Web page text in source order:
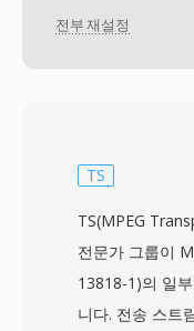
전부 재설정
TS
TS(MPEG
전문가 그룹이
13818-1)의 일
니다. 전송 스트